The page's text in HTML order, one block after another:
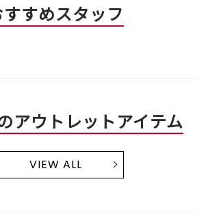
で
す。
／
5
すすめスタッフ
アウトレットアイテム
VIEW ALL